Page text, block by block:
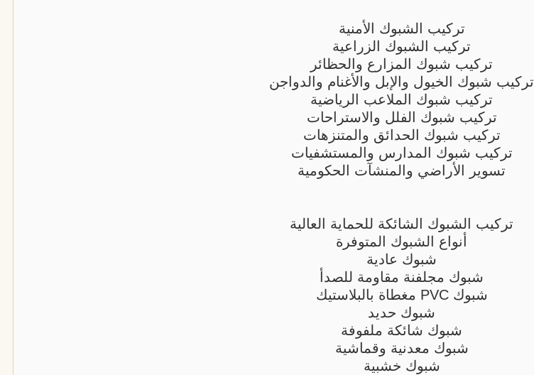
تركيب الشبوك الأمنية
تركيب الشبوك الزراعية
تركيب شبوك المزارع والحظائر
تركيب شبوك الخيول والإبل والأغنام والدواجن
تركيب شبوك الملاعب الرياضية
تركيب شبوك الفلل والاستراحات
تركيب شبوك الحدائق والمتنزهات
تركيب شبوك المدارس والمستشفيات
تسوير الأراضي والمنشآت الحكومية
تركيب الشبوك الشائكة للحماية العالية
أنواع الشبوك المتوفرة
شبوك عادية
شبوك مجلفنة مقاومة للصدأ
شبوك PVC مغطاة بالبلاستيك
شبوك حديد
شبوك شائكة ملفوفة
شبوك معدنية وقماشية
شبوك خشبية